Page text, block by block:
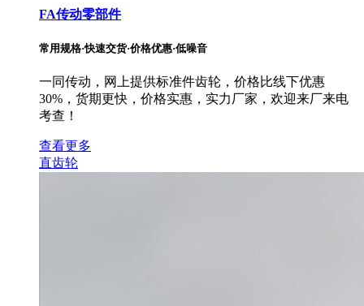
FA传动零部件
常用规格·快速交货·价格优惠·低噪音
一同传动，网上提供标准件齿轮，价格比线下优惠
30%，货期更快，价格实惠，实力厂家，欢迎来厂来电
考查！
查看更多
直齿轮